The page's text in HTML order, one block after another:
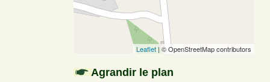
Leaflet | © OpenStreetMap contributors
Agrandir le plan